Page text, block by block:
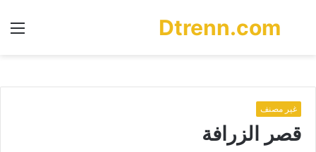
Dtrenn.com
بحث
غير مصنف
قصر الزرافة